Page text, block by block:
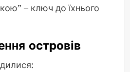
– ключ до їхнього
островів